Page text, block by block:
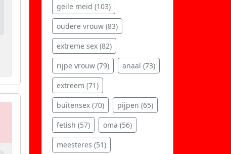
geile meid (103)
oudere vrouw (83)
extreme sex (82)
rijpe vrouw (79) anaal (73)
extreem (71)
buitensex (70) pijpen (65)
fetish (57) oma (56)
meesteres (51)